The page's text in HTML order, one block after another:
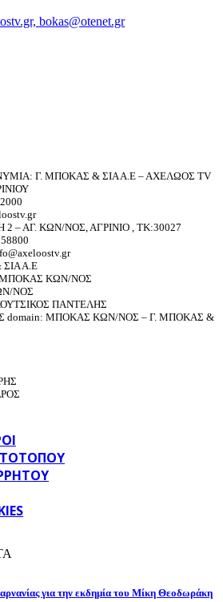
bokas@otenet.gr
Γ. ΜΠΟΚΑΣ & ΣΙΑ Α.Ε – ΑΧΕΛΩΟΣ TV
– ΑΓ. ΚΩΝ/ΝΟΣ, ΑΓΡΙΝΙΟ , ΤΚ:30027
Α.Ε
ΚΩΝ/ΝΟΣ
ΝΟΣ
ΠΑΝΤΕΛΗΣ
domain: ΜΠΟΚΑΣ ΚΩΝ/ΝΟΣ – Γ. ΜΠΟΚΑΣ &
για την εκδημία του Μίκη Θεοδωράκη